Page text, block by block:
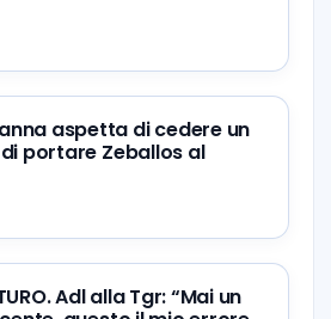
aspetta di cedere un
portare Zeballos al
Adl alla Tgr: “Mai un